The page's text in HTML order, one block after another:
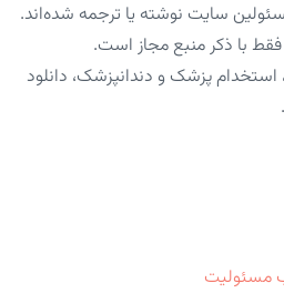
سایت نوشته یا ترجمه شده‌اند.
با ذکر منبع مجاز است.
پزشک و دندانپزشک، دانلود
مسئولیت